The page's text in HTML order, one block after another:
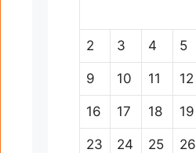
2 3 4 5
9 10 11 12
16 17 18 19
23 24 25 26